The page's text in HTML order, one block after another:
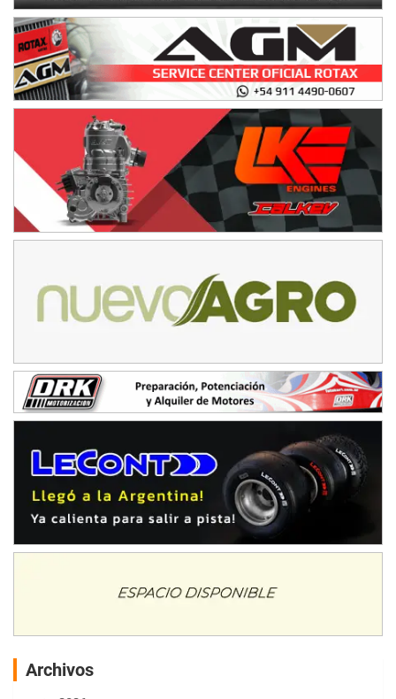
Archivos